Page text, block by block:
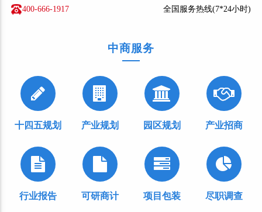
400-666-1917 全国服务热线(7*24小时)
中商服务
十四五规划 产业规划 园区规划 产业招商
行业报告 可研商计 项目包装 尽职调查